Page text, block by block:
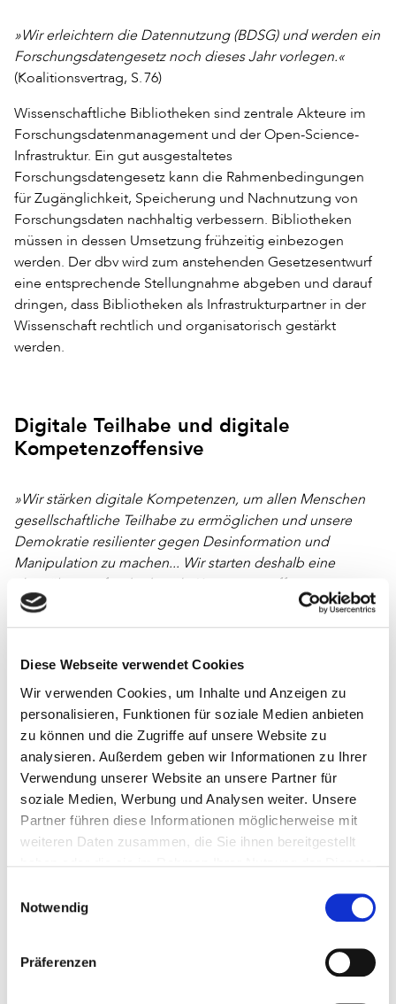
Diese Webseite verwendet Cookies
Wir verwenden Cookies, um Inhalte und Anzeigen zu
personalisieren, Funktionen für soziale Medien anbieten
zu können und die Zugriffe auf unsere Website zu
analysieren. Außerdem geben wir Informationen zu Ihrer
Verwendung unserer Website an unsere Partner für
soziale Medien, Werbung und Analysen weiter. Unsere
Partner führen diese Informationen möglicherweise mit
weiteren Daten zusammen, die Sie ihnen bereitgestellt
Notwendig
Präferenzen
»Wir erleichtern die Datennutzung (BDSG) und werden ein
Forschungsdatengesetz noch dieses Jahr vorlegen.«
(Koalitionsvertrag, S. 76)
Wissenschaftliche Bibliotheken sind zentrale Akteure im
Forschungsdatenmanagement und der Open-Science-
Infrastruktur. Ein gut ausgestaltetes
Forschungsdatengesetz kann die Rahmenbedingungen
für Zugänglichkeit, Speicherung und Nachnutzung von
Forschungsdaten nachhaltig verbessern. Bibliotheken
müssen in dessen Umsetzung frühzeitig einbezogen
werden. Der dbv wird zum anstehenden Gesetzesentwurf
eine entsprechende Stellungnahme abgeben und darauf
dringen, dass Bibliotheken als Infrastrukturpartner in der
Wissenschaft rechtlich und organisatorisch gestärkt
werden.
Digitale Teilhabe und digitale
Kompetenzoffensive
»Wir stärken digitale Kompetenzen, um allen Menschen
gesellschaftliche Teilhabe zu ermöglichen und unsere
Demokratie resilienter gegen Desinformation und
Manipulation zu machen... Wir starten deshalb eine
altersübergreifende digitale Kompetenzoffensive.«
(Koalitionsvertrag, S. 69)
Kompetenzoffensive zu sein: Gerade angesichts der
Bundesregierung Bibliotheken als wohnortnahe,
barrierefreie Lernorte für Menschen aller Altersgruppen
systematisch in Planung und Umsetzung einbinden. Die zu
erwartende Verortung der Kompetenzoffensive im
Bundesministerium für Bildung, Familie, Senioren, Frauen
und Jugend (BMBFSFJ) bietet hierfür strukturell günstige
Voraussetzungen, da dort sowohl Bildung als auch
gesellschaftspolitische Themen wie Digitalisierung und
Neue Ressortstrukturen: Das BMBFSFJ
als ein Schlüsselressort für